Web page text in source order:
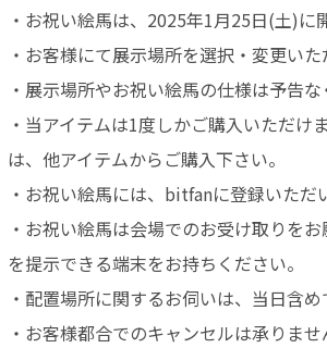
・お祝い絵馬は、2025年1月25日(土)
・お客様にて展示場所を選択・変更いた
・展示場所やお祝い絵馬の仕様は予告な
・当アイテムは1度しかご購入いただ
は、他アイテムからご購入下さい。
・お祝い絵馬には、bitfanに登録いた
・お祝い絵馬は会場でのお受け取りを
を提示できる端末をお持ちください。
・配置場所に関するお伺いは、当日含
・お客様都合でのキャンセルは承りませ